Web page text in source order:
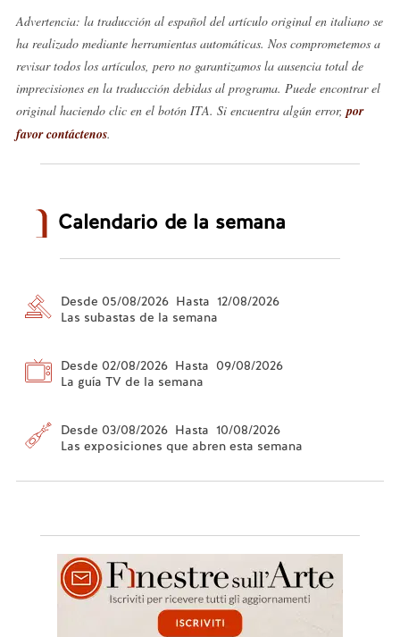
Advertencia: la traducción al español del artículo original en italiano se
ha realizado mediante herramientas automáticas. Nos comprometemos a
revisar todos los artículos, pero no garantizamos la ausencia total de
imprecisiones en la traducción debidas al programa. Puede encontrar el
original haciendo clic en el botón ITA. Si encuentra algún error, por
favor contáctenos.
Calendario de la semana
Desde 05/08/2026 Hasta 12/08/2026
Las subastas de la semana
Desde 02/08/2026 Hasta 09/08/2026
La guía TV de la semana
Desde 03/08/2026 Hasta 10/08/2026
Las exposiciones que abren esta semana